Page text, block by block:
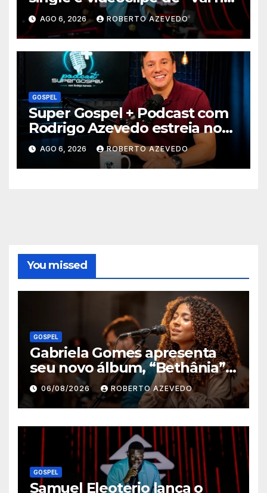
Marcha”
AGO 6, 2026 ROBERTO AZEVEDO
GOSPEL
Super Gospel + Podcast com
Rodrigo Azevedo estreia nova
temporada e reúne grandes
nomes da música gospel
brasileira
AGO 6, 2026 ROBERTO AZEVEDO
You missed
GOSPEL
Gabriela Gomes apresenta
seu novo álbum, “Bethânia”,
e o clipe de “Manso e
Humilde”, com a participação
de Jessé Perão
06/08/2026 ROBERTO AZEVEDO
GOSPEL
Samuel Eleoterio lança o